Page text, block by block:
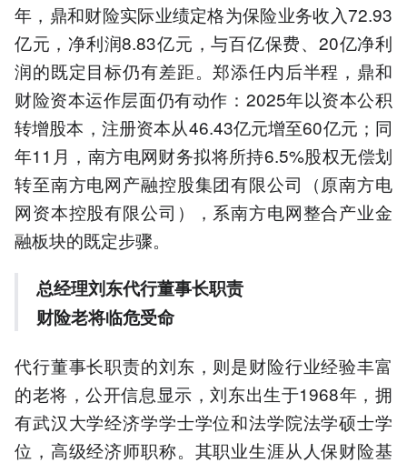
年，鼎和财险实际业绩定格为保险业务收入72.93
亿元，净利润8.83亿元，与百亿保费、20亿净利
润的既定目标仍有差距。郑添任内后半程，鼎和
财险资本运作层面仍有动作：2025年以资本公积
转增股本，注册资本从46.43亿元增至60亿元；同
年11月，南方电网财务拟将所持6.5%股权无偿划
转至南方电网产融控股集团有限公司（原南方电
网资本控股有限公司），系南方电网整合产业金
融板块的既定步骤。
总经理刘东代行董事长职责
财险老将临危受命
代行董事长职责的刘东，则是财险行业经验丰富
的老将，公开信息显示，刘东出生于1968年，拥
有武汉大学经济学学士学位和法学院法学硕士学
位，高级经济师职称。其职业生涯从人保财险基